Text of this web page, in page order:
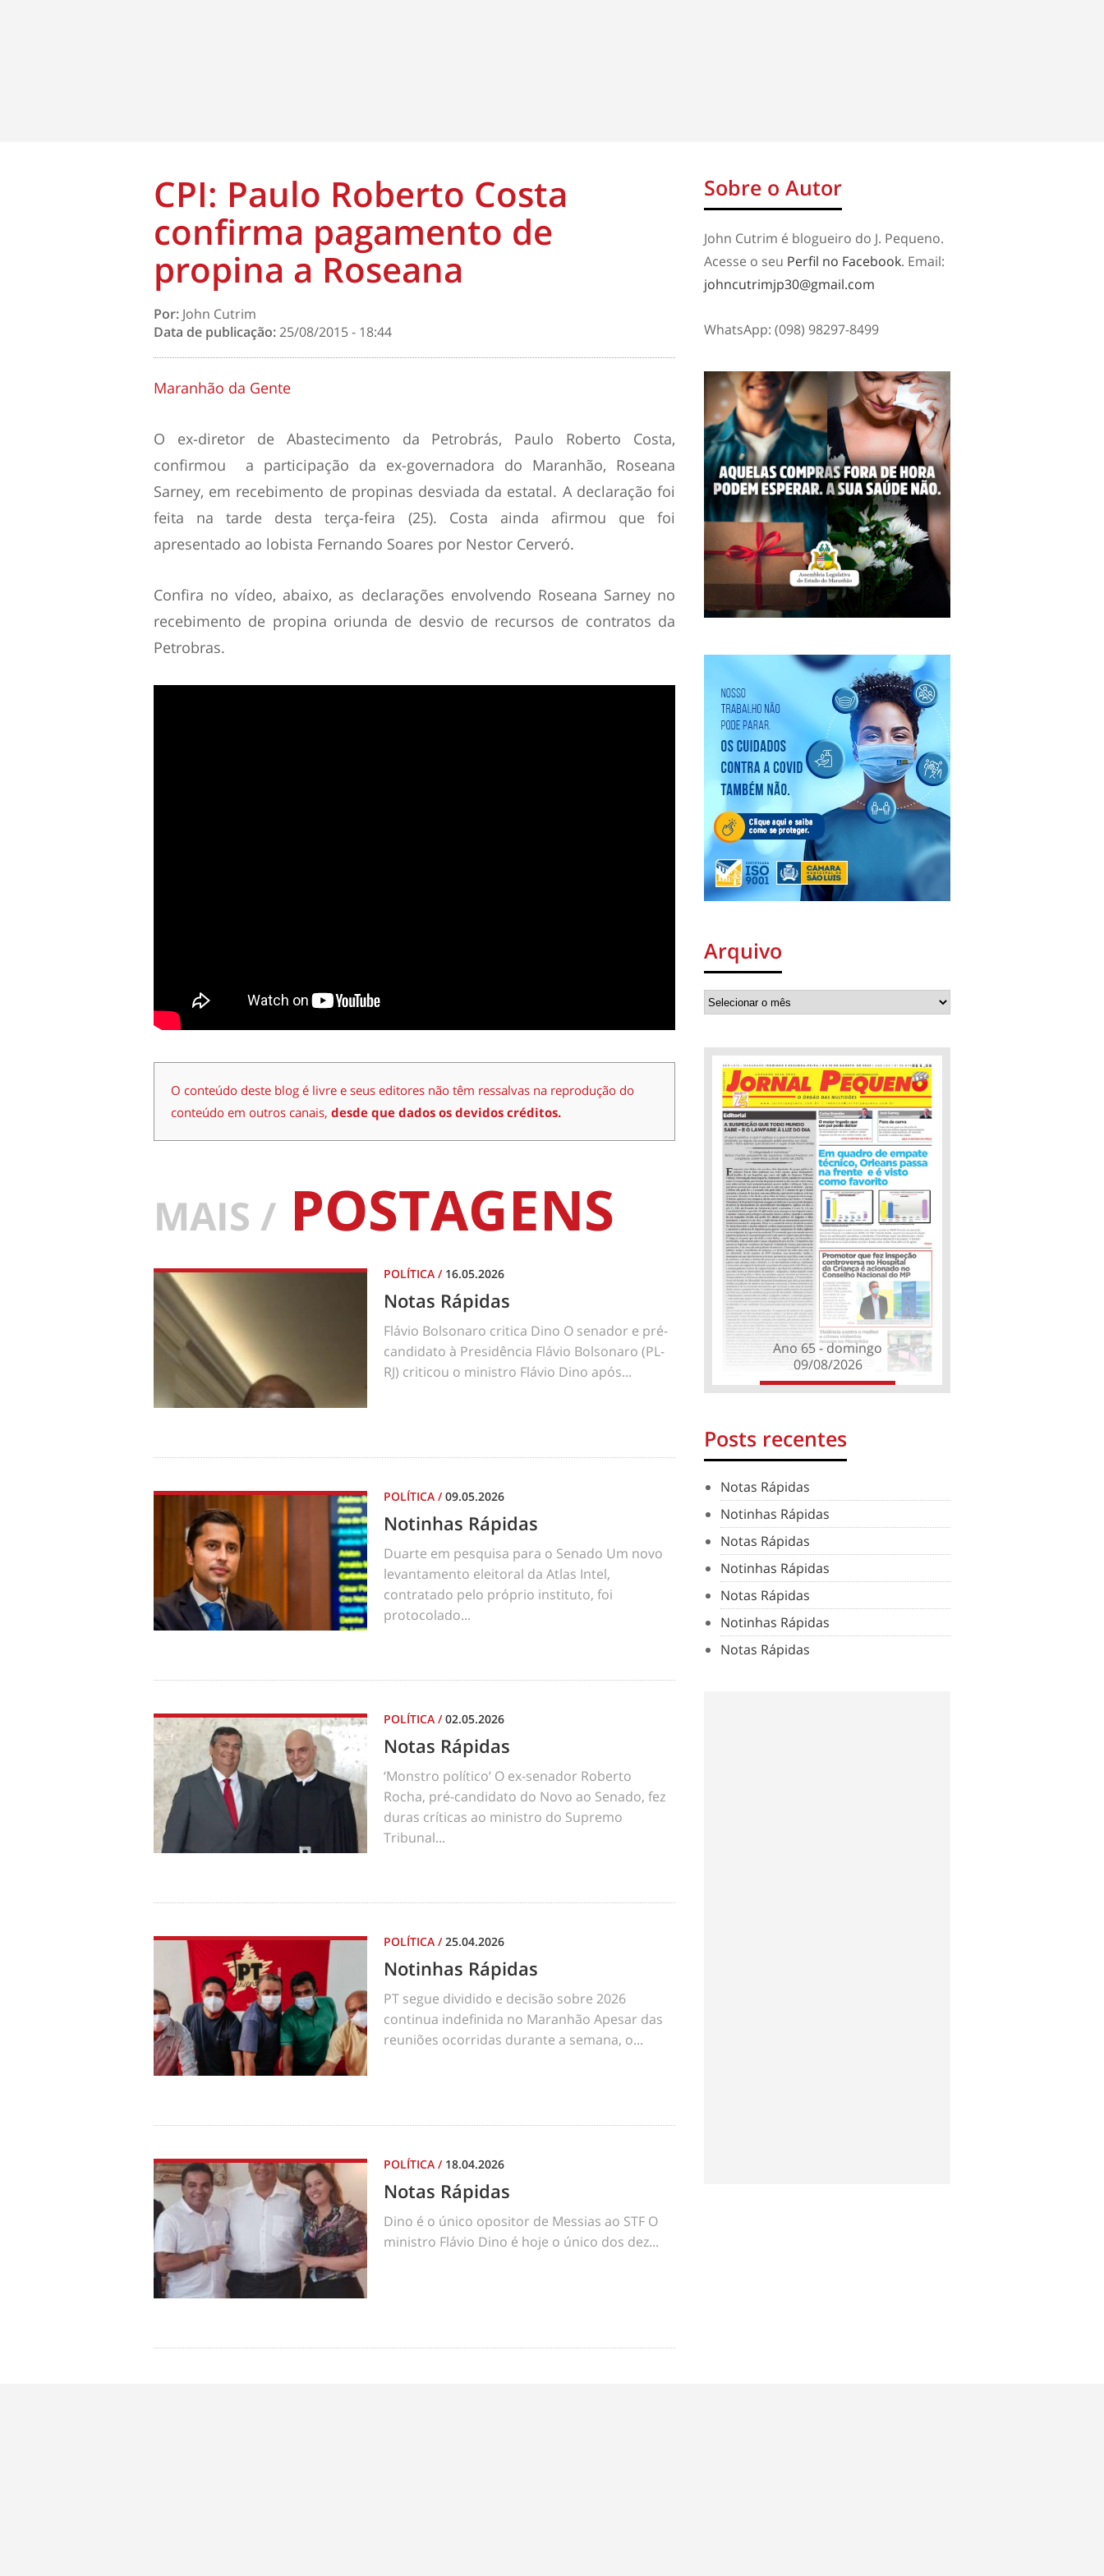
CPI: Paulo Roberto Costa
confirma pagamento de
propina a Roseana
Por: John Cutrim
Data de publicação:25/08/2015 - 18:44
Maranhão da Gente
O ex-diretor de Abastecimento da Petrobrás, Paulo Roberto Costa,
confirmou a participação da ex-governadora do Maranhão, Roseana
Sarney, em recebimento de propinas desviada da estatal. A declaração foi
feita na tarde desta terça-feira (25). Costa ainda afirmou que foi
apresentado ao lobista Fernando Soares por Nestor Cerveró.
Confira no vídeo, abaixo, as declarações envolvendo Roseana Sarney no
recebimento de propina oriunda de desvio de recursos de contratos da
Petrobras.
O conteúdo deste blog é livre e seus editores não têm ressalvas na reprodução do
conteúdo em outros canais, desde que dados os devidos créditos.
MAIS / POSTAGENS
POLÍTICA / 16.05.2026
Notas Rápidas
Flávio Bolsonaro critica Dino O senador e pré-
candidato à Presidência Flávio Bolsonaro (PL-
RJ) criticou o ministro Flávio Dino após...
POLÍTICA /09.05.2026
Notinhas Rápidas
Duarte em pesquisa para o Senado Um novo
levantamento eleitoral da Atlas Intel,
contratado pelo próprio instituto, foi
protocolado...
POLÍTICA /02.05.2026
Notas Rápidas
‘Monstro político’ O ex-senador Roberto
Rocha, pré-candidato do Novo ao Senado, fez
duras críticas ao ministro do Supremo
Tribunal...
POLÍTICA /25.04.2026
Notinhas Rápidas
PT segue dividido e decisão sobre 2026
continua indefinida no Maranhão Apesar das
reuniões ocorridas durante a semana, o...
POLÍTICA / 18.04.2026
Notas Rápidas
Dino é o único opositor de Messias ao STF O
ministro Flávio Dino é hoje o único dos dez...
Sobre o Autor
John Cutrim é blogueiro do J. Pequeno.
Acesse o seu Perfil no Facebook. Email:
johncutrimjp30@gmail.com
WhatsApp: (098) 98297-8499
Arquivo
Ano 65 - domingo
09/08/2026
Posts recentes
Notas Rápidas
Notinhas Rápidas
Notas Rápidas
Notinhas Rápidas
Notas Rápidas
Notinhas Rápidas
Notas Rápidas